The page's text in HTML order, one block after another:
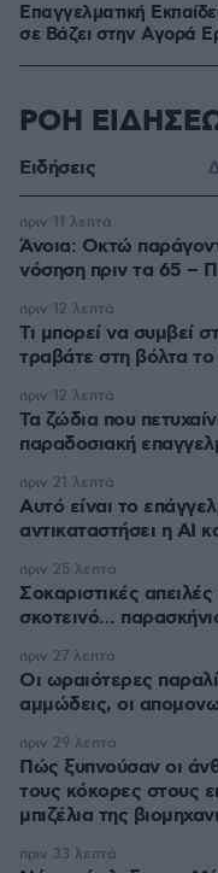
Επαγγελματική
σε Bάζει στην Aγορά
ΡΟΗ
Ειδήσεις
Άνοια: Οκτώ
νόσηση πριν τα 65 –
πριν 11 λεπτά
Τι μπορεί να συμβεί
τραβάτε στη βόλτα το
πριν 12 λεπτά
Τα ζώδια που
παραδοσιακή
πριν 12 λεπτά
Αυτό είναι το
αντικαταστήσει η AI
πριν 21 λεπτά
Σοκαριστικές
σκοτεινό…
πριν 25 λεπτά
Οι ωραιότερες
αμμώδεις, οι
πριν 27 λεπτά
Πώς ξυπνούσαν οι
τους κόκορες στους
μπιζέλια της
πριν 29 λεπτά
πριν 33 λεπτά